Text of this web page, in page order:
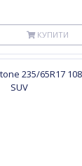
КУПИТИ